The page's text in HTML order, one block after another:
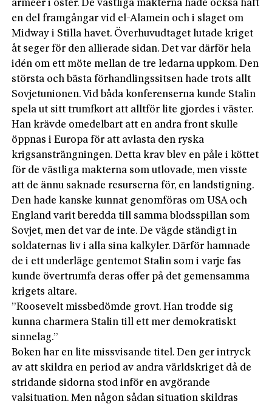
arméer i öster. De västliga makterna hade också haft
en del framgångar vid el-Alamein och i slaget om
Midway i Stilla havet. Överhuvudtaget lutade kriget
åt seger för den allierade sidan. Det var därför hela
idén om ett möte mellan de tre ledarna uppkom. Den
största och bästa förhandlingssitsen hade trots allt
Sovjetunionen. Vid båda konferenserna kunde Stalin
spela ut sitt trumfkort att alltför lite gjordes i väster.
Han krävde omedelbart att en andra front skulle
öppnas i Europa för att avlasta den ryska
krigsansträngningen. Detta krav blev en påle i köttet
för de västliga makterna som utlovade, men visste
att de ännu saknade resurserna för, en landstigning.
Den hade kanske kunnat genomföras om USA och
England varit beredda till samma blodsspillan som
Sovjet, men det var de inte. De vägde ständigt in
soldaternas liv i alla sina kalkyler. Därför hamnade
de i ett underläge gentemot Stalin som i varje fas
kunde övertrumfa deras offer på det gemensamma
krigets altare.
”Roosevelt missbedömde grovt. Han trodde sig
kunna charmera Stalin till ett mer demokratiskt
sinnelag.”
Boken har en lite missvisande titel. Den ger intryck
av att skildra en period av andra världskriget då de
stridande sidorna stod inför en avgörande
valsituation. Men någon sådan situation skildras